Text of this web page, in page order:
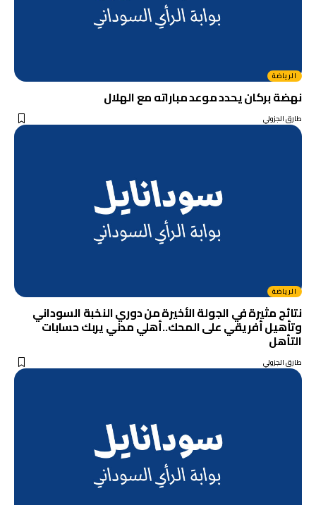
الرياضة
نهضة بركان يحدد موعد مباراته مع الهلال
طارق الجزولي
الرياضة
نتائج مثيرة في الجولة الأخيرة من دوري النخبة السوداني
وتأهيل أفريقي على المحك..أهلي مدني يربك حسابات
التأهل
طارق الجزولي